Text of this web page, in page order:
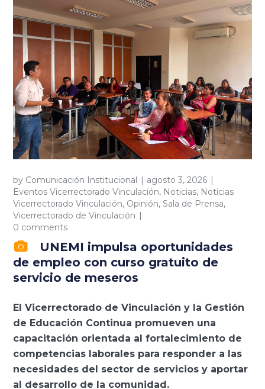
by Comunicación Institucional
agosto 3, 2026
Eventos Vicerrectorado Vinculación, Noticias, Noticias
Vicerrectorado Vinculación, Opinión, Sala de Prensa,
Vicerrectorado de Vinculación
0 comments
UNEMI impulsa oportunidades
de empleo con curso gratuito de
servicio de meseros
El Vicerrectorado de Vinculación y la Gestión
de Educación Continua promueven una
capacitación orientada al fortalecimiento de
competencias laborales para responder a las
necesidades del sector de servicios y aportar
al desarrollo de la comunidad.